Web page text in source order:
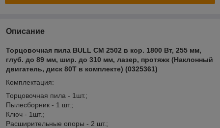
Описание
Торцовочная пила BULL CM 2502 в кор. 1800 Вт, 255 мм,
глуб. до 89 мм, шир. до 310 мм, лазер, протяжк (Наклонный
двигатель, диск 80T в комплекте) (0325361)
Комплектация:
Торцовочная пила - 1шт.;
Пылесборник - 1 шт.;
Ключ - 1шт.;
Расширительные опоры - 2 шт.;